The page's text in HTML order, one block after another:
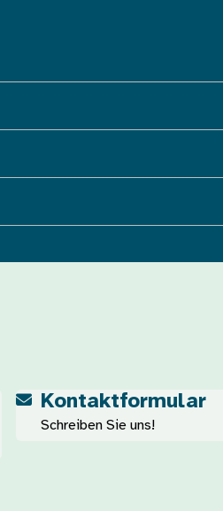
Kontaktformular
Schreiben Sie uns!